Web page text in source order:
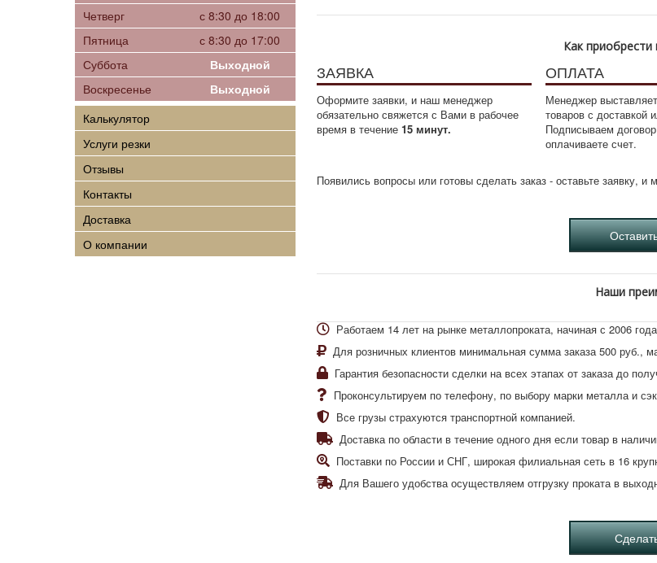
Четверг
с 8:30 до 18:00
Пятница
с 8:30 до 17:00
Суббота
Выходной
Воскресенье
Выходной
Калькулятор
Услуги резки
Отзывы
Контакты
Доставка
О компании
Как
ЗАЯВКА
Оформите заявки, и наш менеджер
обязательно свяжется с Вами в рабочее
время в течение15 минут.
ОПЛАТА
Менеджер
товаров с доставкой
Подписываем
оплачиваете счет.
Появились вопросы или готовы сделать заказ - оставьте заявку,
Наши
Работаем 14 лет на рынке металлопроката, начиная с 2006
Для розничных клиентов минимальная сумма заказа 500 руб.,
Гарантия безопасности сделки на всех этапах от заказа до
Проконсультируем по телефону, по выбору марки металла и
Все грузы страхуются транспортной компанией.
Доставка по области в течение одного дня если товар в
Поставки по России и СНГ, широкая филиальная сеть в 16
Для Вашего удобства осуществляем отгрузку проката в